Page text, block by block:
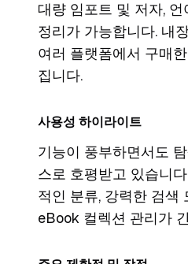
대량 임포트 및 저자, 언
정리가 가능합니다. 내
여러 플랫폼에서 구매
집니다.
사용성 하이라이트
기능이 풍부하면서도
스로 호평받고 있습니
적인 분류, 강력한 검색
eBook 컬렉션 관리가